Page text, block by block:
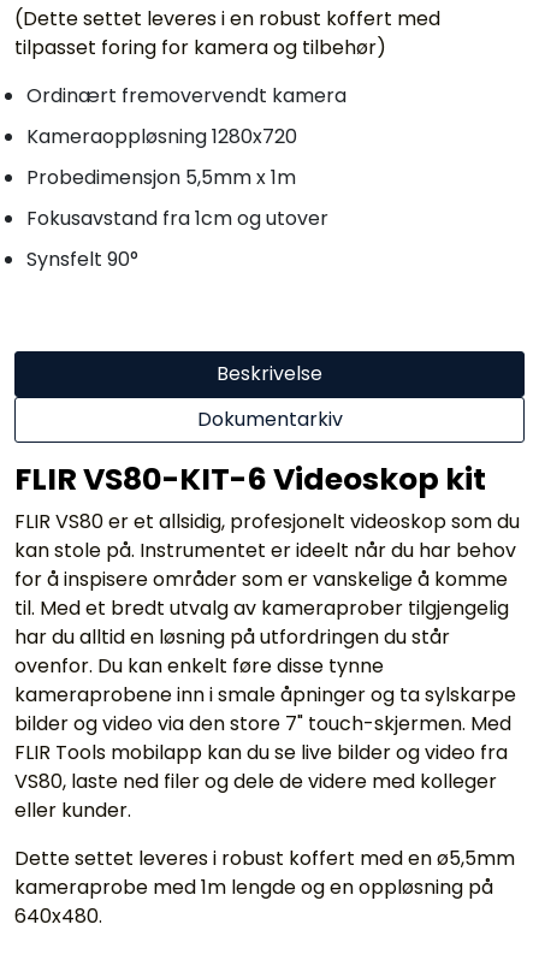
(Dette settet leveres i en robust koffert med
tilpasset foring for kamera og tilbehør)
Ordinært fremovervendt kamera
Kameraoppløsning 1280x720
Probedimensjon 5,5mm x 1m
Fokusavstand fra 1cm og utover
Synsfelt 90°
Beskrivelse
Dokumentarkiv
FLIR VS80-KIT-6 Videoskop kit
FLIR VS80 er et allsidig, profesjonelt videoskop som du
kan stole på. Instrumentet er ideelt når du har behov
for å inspisere områder som er vanskelige å komme
til. Med et bredt utvalg av kameraprober tilgjengelig
har du alltid en løsning på utfordringen du står
ovenfor. Du kan enkelt føre disse tynne
kameraprobene inn i smale åpninger og ta sylskarpe
bilder og video via den store 7" touch-skjermen. Med
FLIR Tools mobilapp kan du se live bilder og video fra
VS80, laste ned filer og dele de videre med kolleger
eller kunder.
Dette settet leveres i robust koffert med en ø5,5mm
kameraprobe med 1m lengde og en oppløsning på
640x480.